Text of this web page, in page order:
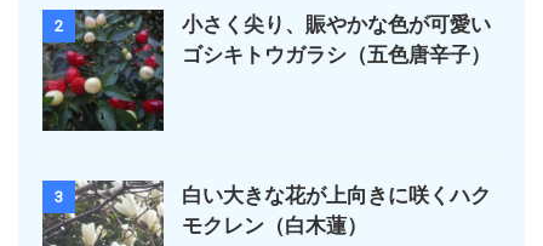
2
小さく尖り、賑やかな色が可愛い
ゴシキトウガラシ（五色唐辛子）
3
白い大きな花が上向きに咲くハク
モクレン（白木蓮）